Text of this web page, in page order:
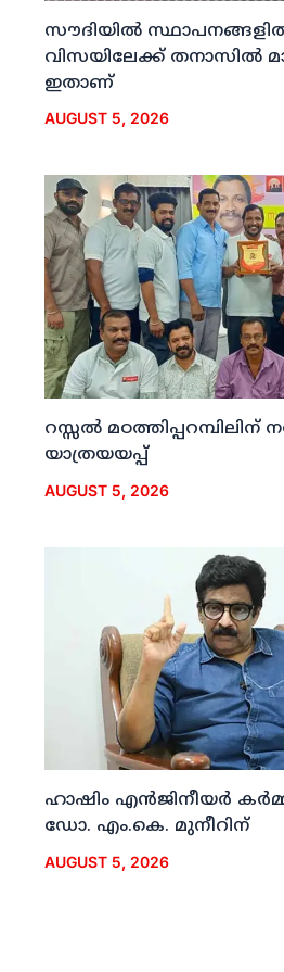
സൗദിയില്‍
വിസയിലേക്ക് തനാസില്‍
ഇതാണ്
AUGUST 5, 2026
റസ്സല്‍
യാത്രയയപ്പ്
AUGUST 5, 2026
ഹാഷിം എന്‍ജിനീയര്‍
ഡോ. എം.കെ. മുനീറിന്
AUGUST 5, 2026